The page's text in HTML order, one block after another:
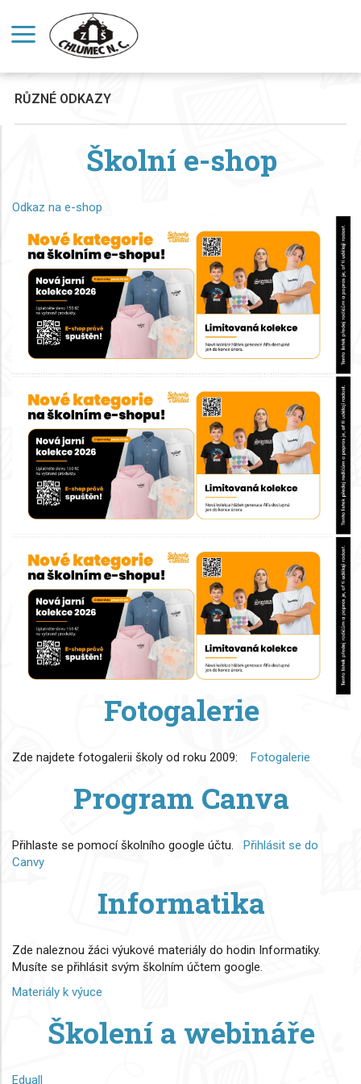
RŮZNÉ ODKAZY
Školní e-shop
Odkaz na e-shop
Fotogalerie
Zde najdete fotogalerii školy od roku 2009:Fotogalerie
Program Canva
Přihlaste se pomocí školního google účtu.Přihlásit se do
Canvy
Informatika
Zde naleznou žáci výukové materiály do hodin Informatiky.
Musíte se přihlásit svým školním účtem google.
Materiály k výuce
Školení a webináře
Eduall